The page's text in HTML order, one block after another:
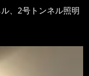
、2号トンネル照明